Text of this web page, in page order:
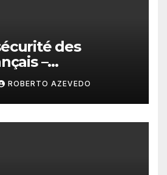
des
–
licences et
fiables
ROBERTO AZEVEDO